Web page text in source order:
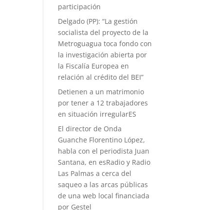
participación
Delgado (PP): “La gestión
socialista del proyecto de la
Metroguagua toca fondo con
la investigación abierta por
la Fiscalía Europea en
relación al crédito del BEI”
Detienen a un matrimonio
por tener a 12 trabajadores
en situación irregularES
El director de Onda
Guanche Florentino López,
habla con el periodista Juan
Santana, en esRadio y Radio
Las Palmas a cerca del
saqueo a las arcas públicas
de una web local financiada
por Gestel